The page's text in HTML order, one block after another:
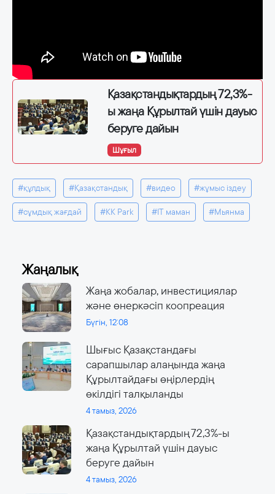
Қазақстандықтардың 72,3%-
ы жаңа Құрылтай үшін дауыс
беруге дайын
Шұғыл
#құлдық #Қазақстандық #видео #жұмыс іздеу
#сұмдық жағдай #KK Park #IT маман #Мьянма
Жаңалық
Жаңа жобалар, инвестициялар
және өнеркәсіп коопреация
Бүгін, 12:08
Шығыс Қазақстандағы
сарапшылар алаңында жаңа
Құрылтайдағы өңірлердің
өкілдігі талқыланды
4 тамыз, 2026
Қазақстандықтардың 72,3%-ы
жаңа Құрылтай үшін дауыс
беруге дайын
4 тамыз, 2026